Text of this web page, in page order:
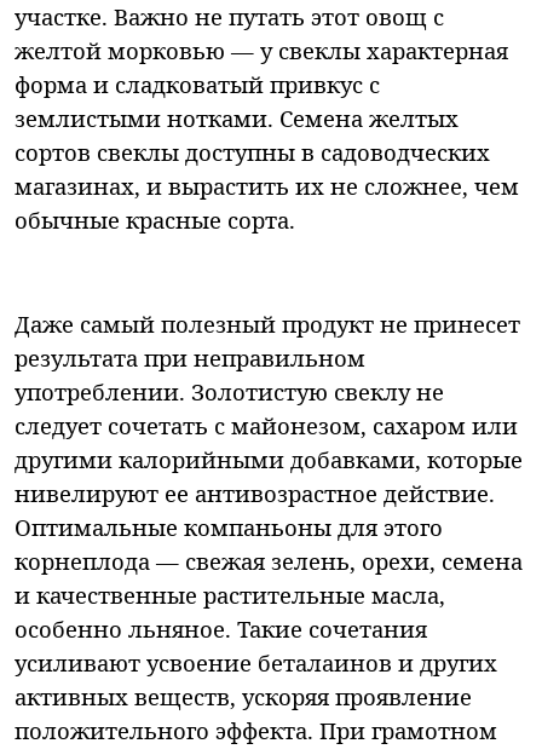
участке. Важно не путать этот овощ с
желтой морковью — у свеклы характерная
форма и сладковатый привкус с
землистыми нотками. Семена желтых
сортов свеклы доступны в садоводческих
магазинах, и вырастить их не сложнее, чем
обычные красные сорта.
Даже самый полезный продукт не принесет
результата при неправильном
употреблении. Золотистую свеклу не
следует сочетать с майонезом, сахаром или
другими калорийными добавками, которые
нивелируют ее антивозрастное действие.
Оптимальные компаньоны для этого
корнеплода — свежая зелень, орехи, семена
и качественные растительные масла,
особенно льняное. Такие сочетания
усиливают усвоение беталаинов и других
активных веществ, ускоряя проявление
положительного эффекта. При грамотном